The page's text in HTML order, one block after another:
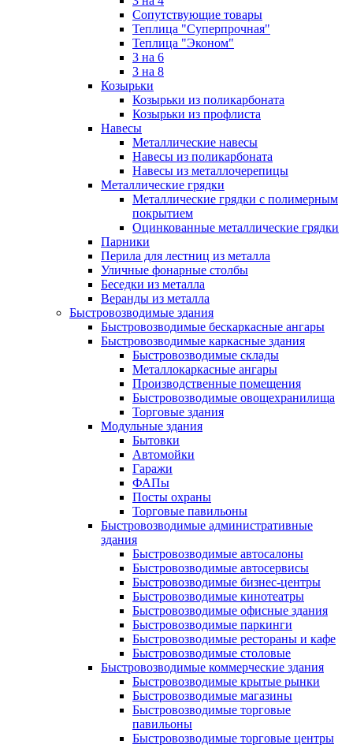
Сопутствующие товары
Теплица "Суперпрочная"
Теплица "Эконом"
3 на 6
3 на 8
Козырьки
Козырьки из поликарбоната
Козырьки из профлиста
Навесы
Металлические навесы
Навесы из поликарбоната
Навесы из металлочерепицы
Металлические грядки
Металлические грядки с полимерным
покрытием
Оцинкованные металлические грядки
Парники
Перила для лестниц из металла
Уличные фонарные столбы
Беседки из металла
Веранды из металла
Быстровозводимые здания
Быстровозводимые бескаркасные ангары
Быстровозводимые каркасные здания
Быстровозводимые склады
Металлокаркасные ангары
Производственные помещения
Быстровозводимые овощехранилища
Торговые здания
Модульные здания
Бытовки
Автомойки
Гаражи
ФАПы
Посты охраны
Торговые павильоны
Быстровозводимые административные
здания
Быстровозводимые автосалоны
Быстровозводимые автосервисы
Быстровозводимые бизнес-центры
Быстровозводимые кинотеатры
Быстровозводимые офисные здания
Быстровозводимые паркинги
Быстровозводимые рестораны и кафе
Быстровозводимые столовые
Быстровозводимые коммерческие здания
Быстровозводимые крытые рынки
Быстровозводимые магазины
Быстровозводимые торговые
павильоны
Быстровозводимые торговые центры